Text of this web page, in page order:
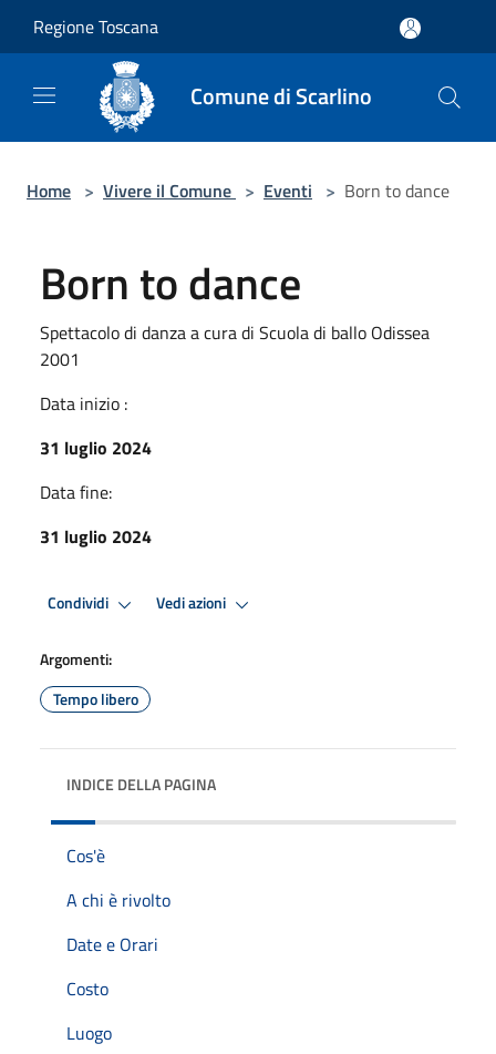
Regione Toscana
Comune di Scarlino
Home > Vivere il Comune > Eventi > Born to dance
Born to dance
Spettacolo di danza a cura di Scuola di ballo Odissea
2001
Data inizio :
31 luglio 2024
Data fine:
31 luglio 2024
Condividi Vedi azioni
Argomenti:
Tempo libero
INDICE DELLA PAGINA
Cos'è
A chi è rivolto
Date e Orari
Costo
Luogo